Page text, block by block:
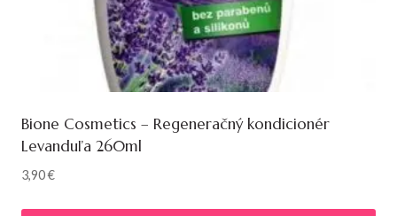
Bione Cosmetics – Regeneračný kondicionér
Levanduľa 260ml
3,90€